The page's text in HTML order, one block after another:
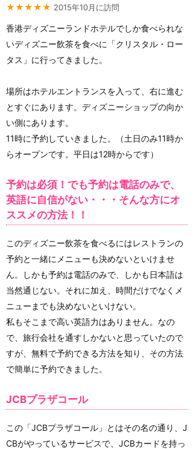
★★★★★ 2015年10月に訪問
香港ディズニーランドホテルでしか食べられな
いディズニー飲茶を食べに「クリスタル・ロー
タス」に行ってきました。
場所はホテルエントランスを入って、右に進む
とすぐにあります。ディズニーショップの向か
い側にあります。
11時に予約していきました。（土日のみ11時か
らオープンです。平日は12時からです）
予約は必須！でも予約は電話のみで、
英語に自信がない・・・そんな方にオ
ススメの方法！！
このディズニー飲茶を食べるにはレストランの
予約と一緒にメニューも決めないといけませ
ん。しかも予約は電話のみで、しかも日本語は
当然通じない。それに加え、時間だけでなくメ
ニューまでも決めないといけない。
私もそこまで高い英語力はありません。なの
で、旅行会社を通すしかないと思っていたので
すが、無料で予約できる方法を知り、その方法
で簡単に予約できました。
JCBプラザコール
この「JCBプラザコール」とはその名の通り、J
CBがやっているサービスで、JCBカードを持っ